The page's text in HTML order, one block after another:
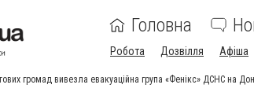
Головна
Робота Дозвілля Афіша
громад вивезла евакуаційна група «Фенікс» ДСНС на